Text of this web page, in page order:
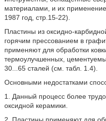
материалами, и их
1987 год, стр.15-22).
Пластины из оксидно-
горячим прессованием в
применяют для обработки
термоулучшенных,
30...65 сталей (см. табл. 1.4).
Основными недостатками
1. Данный процесс более
оксидной керамики.